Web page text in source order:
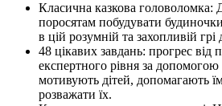
Класична казкова головоломка:
поросятам побудувати
в цій розумній та захопливій грі
48 цікавих завдань: прогрес від
експертного рівня за допомогою
мотивують дітей, допомагають
розважати їх.